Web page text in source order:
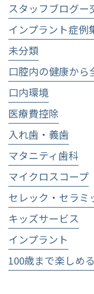
スタッフブログー
インプラント症例
未分類
口腔内の健康から
口内環境
医療費控除
入れ歯・義歯
マタニティ歯科
マイクロスコープ
セレック・セラミ
キッズサービス
インプラント
100歳まで楽しめ